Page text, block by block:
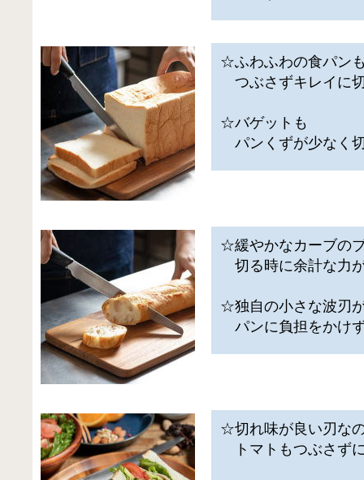
☆ふわふわの食パン
つぶさずキレイに
☆バゲットも
パンくずが少なく
☆緩やかなカーブの
切る時に余計な力
☆独自の小さな波刃
パンに負担をかけ
☆切れ味が良い刃な
トマトもつぶさず